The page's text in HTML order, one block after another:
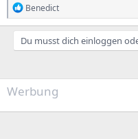
R
e
a
k
t
e
Benedict
Du musst dich einloggen
Werbung